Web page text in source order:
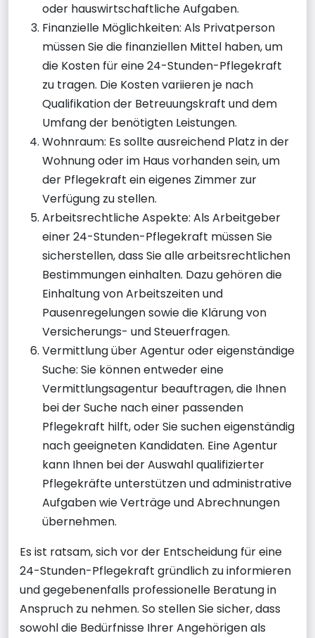
oder hauswirtschaftliche Aufgaben.
Finanzielle Möglichkeiten: Als Privatperson
müssen Sie die finanziellen Mittel haben, um
die Kosten für eine 24-Stunden-Pflegekraft
zu tragen. Die Kosten variieren je nach
Qualifikation der Betreuungskraft und dem
Umfang der benötigten Leistungen.
Wohnraum: Es sollte ausreichend Platz in der
Wohnung oder im Haus vorhanden sein, um
der Pflegekraft ein eigenes Zimmer zur
Verfügung zu stellen.
Arbeitsrechtliche Aspekte: Als Arbeitgeber
einer 24-Stunden-Pflegekraft müssen Sie
sicherstellen, dass Sie alle arbeitsrechtlichen
Bestimmungen einhalten. Dazu gehören die
Einhaltung von Arbeitszeiten und
Pausenregelungen sowie die Klärung von
Versicherungs- und Steuerfragen.
Vermittlung über Agentur oder eigenständige
Suche: Sie können entweder eine
Vermittlungsagentur beauftragen, die Ihnen
bei der Suche nach einer passenden
Pflegekraft hilft, oder Sie suchen eigenständig
nach geeigneten Kandidaten. Eine Agentur
kann Ihnen bei der Auswahl qualifizierter
Pflegekräfte unterstützen und administrative
Aufgaben wie Verträge und Abrechnungen
übernehmen.
Es ist ratsam, sich vor der Entscheidung für eine
24-Stunden-Pflegekraft gründlich zu informieren
und gegebenenfalls professionelle Beratung in
Anspruch zu nehmen. So stellen Sie sicher, dass
sowohl die Bedürfnisse Ihrer Angehörigen als